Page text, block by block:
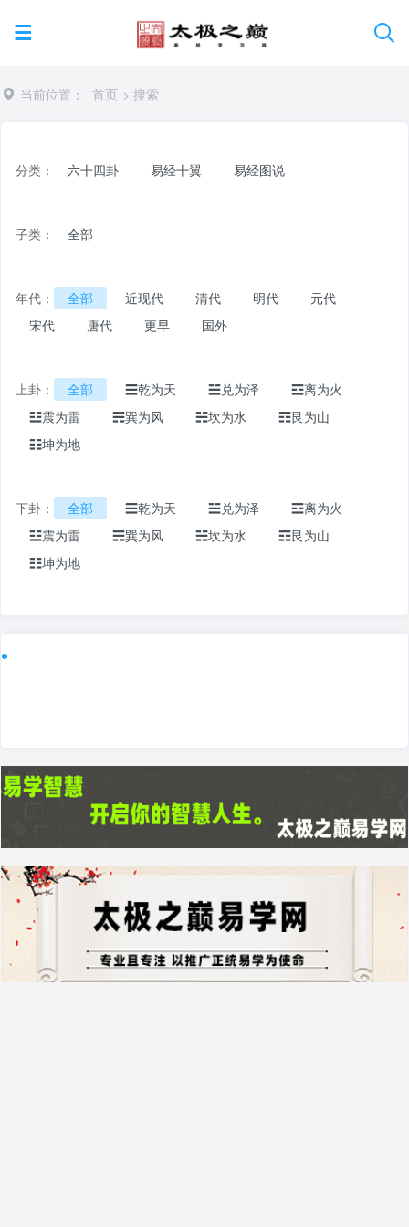
当前位置： 首页 > 搜索
分类： 六十四卦 易经十翼 易经图说
子类： 全部
年代： 全部 近现代 清代 明代
元代
宋代
唐代 更早 国外
上卦： 全部 ☰乾为天 ☱兑为泽
☲离为火
☳震为雷
☴巽为风 ☵坎为水
☶艮为山
☷坤为地
下卦： 全部 ☰乾为天 ☱兑为泽
☲离为火
☳震为雷
☴巽为风 ☵坎为水
☶艮为山
☷坤为地